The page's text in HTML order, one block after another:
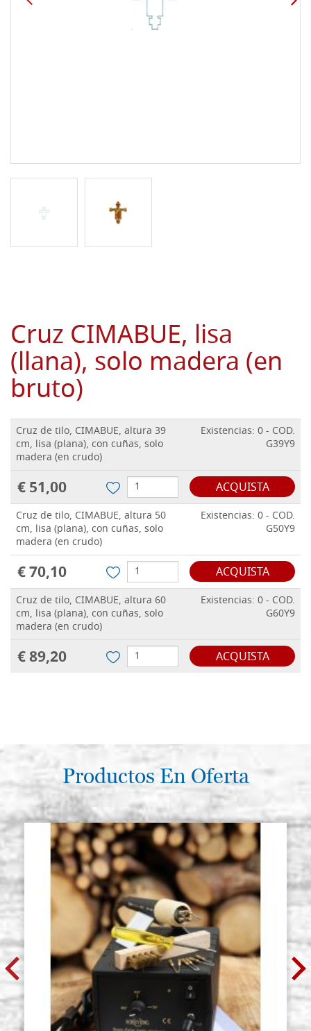
Cruz CIMABUE, lisa
(llana), solo madera (en
bruto)
Cruz de tilo, CIMABUE, altura 39
cm, lisa (plana), con cuñas, solo
madera (en crudo)
Existencias: 0 - COD.
G39Y9
€ 51,00 ACQUISTA
Cruz de tilo, CIMABUE, altura 50
cm, lisa (plana), con cuñas, solo
madera (en crudo)
Existencias: 0 - COD.
G50Y9
€ 70,10 ACQUISTA
Cruz de tilo, CIMABUE, altura 60
cm, lisa (plana), con cuñas, solo
madera (en crudo)
Existencias: 0 - COD.
G60Y9
€ 89,20 ACQUISTA
Productos En Oferta